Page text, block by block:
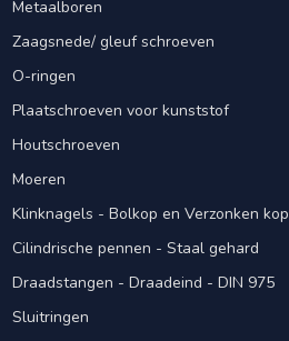
Metaalboren
Zaagsnede/ gleuf schroeven
O-ringen
Plaatschroeven voor kunststof
Houtschroeven
Moeren
Klinknagels - Bolkop en Verzonken kop
Cilindrische pennen - Staal gehard
Draadstangen - Draadeind - DIN 975
Sluitringen